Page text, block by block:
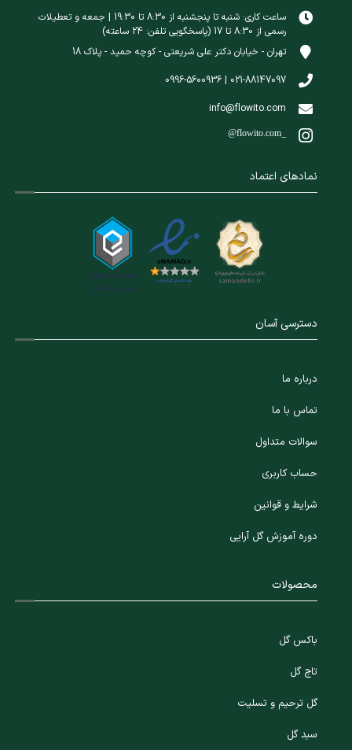
ساعت کاری: شنبه تا پنجشنبه از 8:30 تا 19:30 | جمعه و تعطیلات
رسمی از 8:30 تا 17 (پاسخگویی تلفن: 24 ساعته)
تهران - خیابان دکتر علی شریعتی - کوچه حمید - پلاک 18
021-88147097 | 0996-5600936
info@flowito.com
@flowito.com_
نمادهای اعتماد
دسترسی آسان
درباره ما
تماس با ما
سوالات متداول
حساب کاربری
شرایط و قوانین
دوره آموزش گل آرایی
محصولات
باکس گل
تاج گل
گل ترحیم و تسلیت
سبد گل